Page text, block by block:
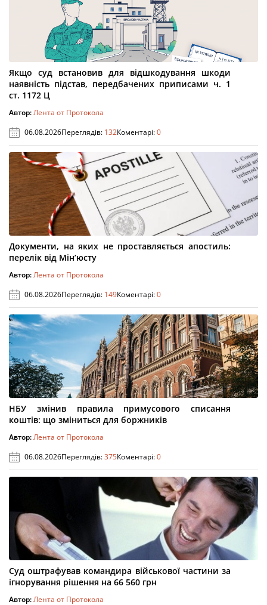
Якщо суд встановив для відшкодування шкоди
наявність підстав, передбачених приписами ч. 1
ст. 1172 Ц
Автор:Лента от Протокола
06.08.2026Переглядів: 132Коментарі:0
Документи, на яких не проставляється апостиль:
перелік від Мін’юсту
Автор:Лента от Протокола
06.08.2026Переглядів: 149Коментарі:0
НБУ змінив правила примусового списання
коштів: що зміниться для боржників
Автор:Лента от Протокола
06.08.2026Переглядів:375Коментарі:0
Суд оштрафував командира військової частини за
ігнорування рішення на 66 560 грн
Автор:Лента от Протокола